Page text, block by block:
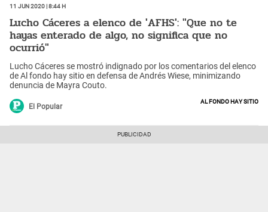
11 Jun 2020 | 8:44 h
Lucho Cáceres a elenco de 'AFHS': "Que no te
hayas enterado de algo, no significa que no
ocurrió"
Lucho Cáceres se mostró indignado por los comentarios del elenco
de Al fondo hay sitio en defensa de Andrés Wiese, minimizando
denuncia de Mayra Couto.
El Popular
Al fondo hay sitio